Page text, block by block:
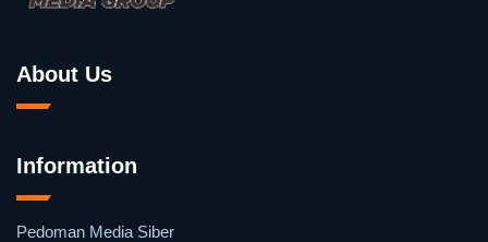
About Us
Information
Pedoman Media Siber